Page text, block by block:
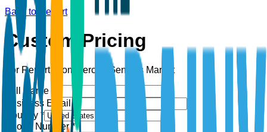
Back to Report
Custom Pricing
For Report: Commercial Gensets Market
Full Name *
Business Email *
Country *
Phone Number *